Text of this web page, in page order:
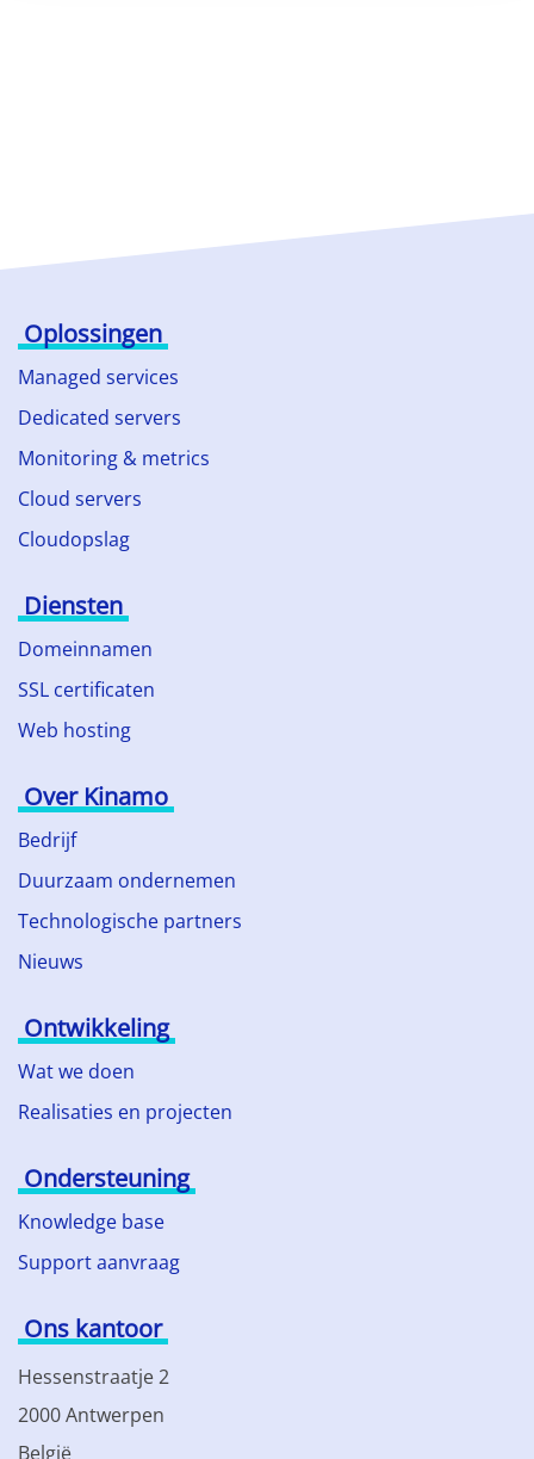
Oplossingen
Managed services
Dedicated servers
Monitoring & metrics
Cloud servers
Cloudopslag
Diensten
Domeinnamen
SSL certificaten
Web hosting
Over Kinamo
Bedrijf
Duurzaam ondernemen
Technologische partners
Nieuws
Ontwikkeling
Wat we doen
Realisaties en projecten
Ondersteuning
Knowledge base
Support aanvraag
Ons kantoor
Hessenstraatje 2
2000 Antwerpen
België